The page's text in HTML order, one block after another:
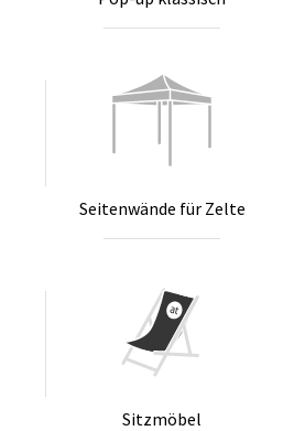
Sei­ten­wän­de für Zel­te
Sitz­mö­bel